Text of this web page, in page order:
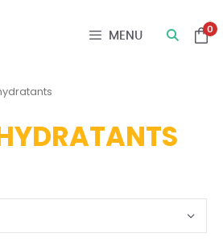
0
MENU